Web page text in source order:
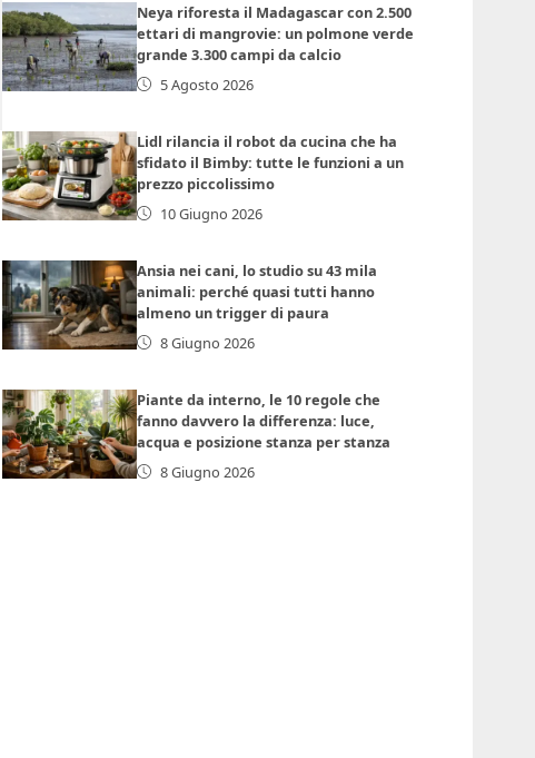
Neya riforesta il Madagascar con 2.500
ettari di mangrovie: un polmone verde
grande 3.300 campi da calcio
5 Agosto 2026
Lidl rilancia il robot da cucina che ha
sfidato il Bimby: tutte le funzioni a un
prezzo piccolissimo
10 Giugno 2026
Ansia nei cani, lo studio su 43 mila
animali: perché quasi tutti hanno
almeno un trigger di paura
8 Giugno 2026
Piante da interno, le 10 regole che
fanno davvero la differenza: luce,
acqua e posizione stanza per stanza
8 Giugno 2026